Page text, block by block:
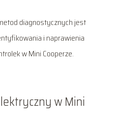
diagnostycznych jest
i naprawienia
w Mini Cooperze.
w Mini